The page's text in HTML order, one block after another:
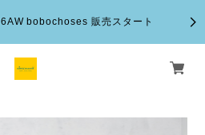
bobochoses 販売スタート